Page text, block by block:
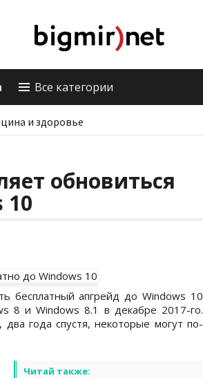
Все категории
и здоровье
обновиться
10
бесплатный апгрейд до Windows 10
8 и Windows 8.1 в декабре 2017-го.
года спустя, некоторые могут по-
Читай также: